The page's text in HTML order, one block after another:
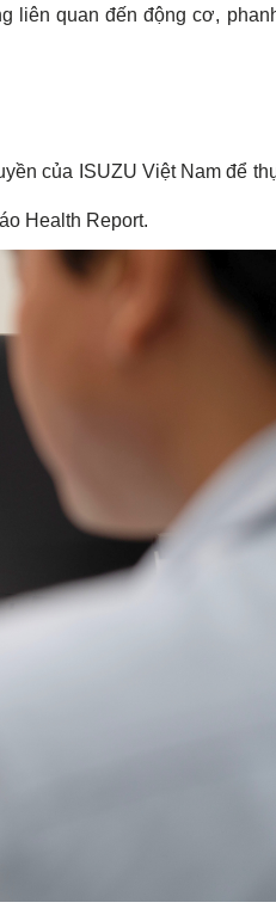
liên quan đến động cơ,
của ISUZU Việt Nam để
Health Report.